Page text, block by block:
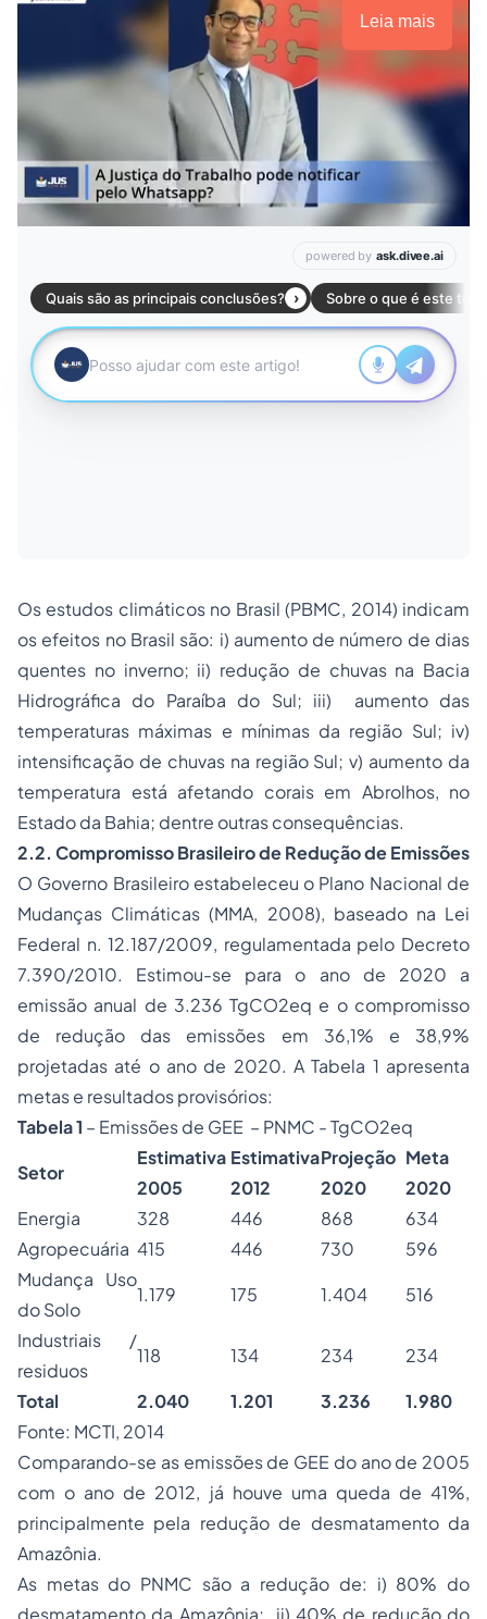
Leia mais
Os estudos climáticos no Brasil (PBMC, 2014) indicam
os efeitos no Brasil são: i) aumento de número de dias
quentes no inverno; ii) redução de chuvas na Bacia
Hidrográfica do Paraíba do Sul; iii) aumento das
temperaturas máximas e mínimas da região Sul; iv)
intensificação de chuvas na região Sul; v) aumento da
temperatura está afetando corais em Abrolhos, no
Estado da Bahia; dentre outras consequências.
2.2. Compromisso Brasileiro de Redução de Emissões
O Governo Brasileiro estabeleceu o Plano Nacional de
Mudanças Climáticas (MMA, 2008), baseado na Lei
Federal n. 12.187/2009, regulamentada pelo Decreto
7.390/2010. Estimou-se para o ano de 2020 a
emissão anual de 3.236 TgCO2eq e o compromisso
de redução das emissões em 36,1% e 38,9%
projetadas até o ano de 2020. A Tabela 1 apresenta
metas e resultados provisórios:
Tabela 1 – Emissões de GEE – PNMC - TgCO2eq
Setor
Estimativa
2005
Estimativa
2012
Projeção
2020
Meta
2020
Energia
328 446 868
634
Agropecuária 415 446 730
596
Mudança Uso
do Solo
1.179 175 1.404
516
Industriais /
residuos
118 134 234
234
Total
2.040 1.201 3.236
1.980
Fonte: MCTI, 2014
Comparando-se as emissões de GEE do ano de 2005
com o ano de 2012, já houve uma queda de 41%,
principalmente pela redução de desmatamento da
Amazônia.
As metas do PNMC são a redução de: i) 80% do
desmatamento da Amazônia; ii) 40% de redução do